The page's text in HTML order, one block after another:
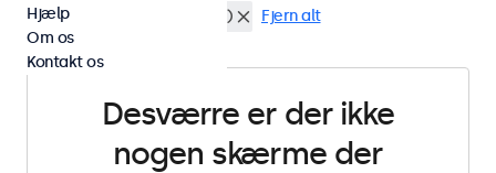
Skrivebord Støvtæt (IP65) Fjern alt
Desværre er der ikke
nogen skærme der
Hjælp
Om os
Kontakt os